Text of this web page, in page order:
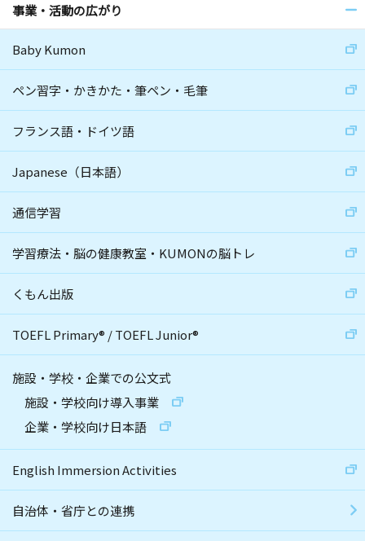
事業・活動の広がり
Baby Kumon
ペン習字・かきかた・筆ペン・毛筆
フランス語・ドイツ語
Japanese（日本語）
通信学習
学習療法・脳の健康教室・KUMONの脳トレ
くもん出版
TOEFL Primary® /TOEFL Junior®
施設・学校・企業での公文式
施設・学校向け導入事業
企業・学校向け日本語
English Immersion Activities
自治体・省庁との連携